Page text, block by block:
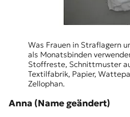
Was Frauen in Straflagern
als Monatsbinden
Stoffreste, Schnittmuster
Textilfabrik, Papier,
Zellophan.
Anna (Name geändert)